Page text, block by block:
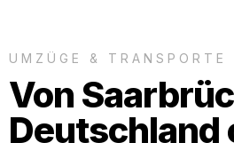
UMZÜGE & TRANSPORTE
Von
Deutschland